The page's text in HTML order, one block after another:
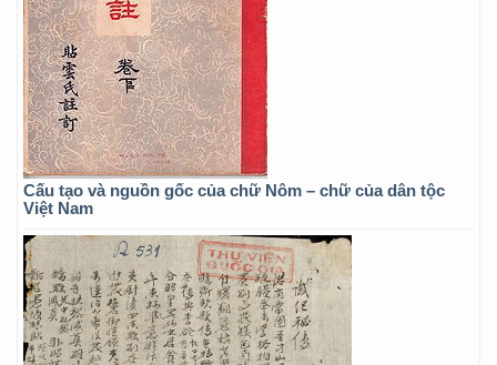
Cấu tạo và nguồn gốc của chữ Nôm – chữ của dân tộc
Việt Nam